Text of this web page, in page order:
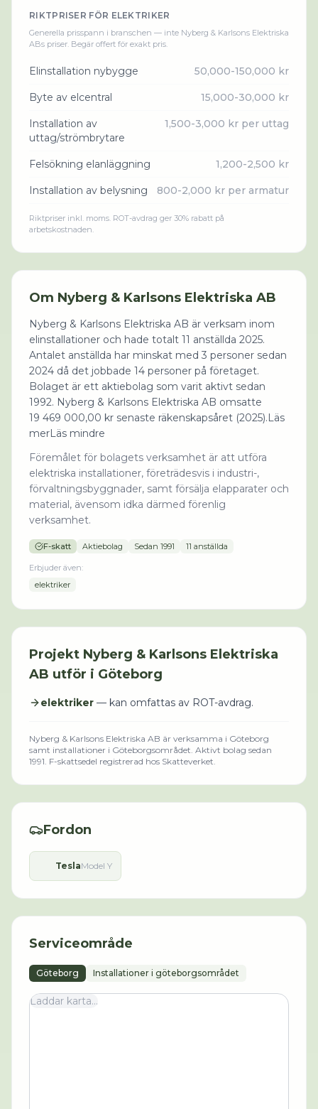
RIKTPRISER FÖR ELEKTRIKER
Generella prisspann i branschen — inte Nyberg & Karlsons Elektriska
ABs priser. Begär offert för exakt pris.
Elinstallation nybygge 50,000-150,000 kr
Byte av elcentral 15,000-30,000 kr
Installation av
uttag/strömbrytare
1,500-3,000 kr per uttag
Felsökning elanläggning 1,200-2,500 kr
Installation av belysning 800-2,000 kr per armatur
Riktpriser inkl. moms. ROT-avdrag ger 30% rabatt på
arbetskostnaden.
Om Nyberg & Karlsons Elektriska AB
Nyberg & Karlsons Elektriska AB är verksam inom
elinstallationer och hade totalt 11 anställda 2025.
Antalet anställda har minskat med 3 personer sedan
2024 då det jobbade 14 personer på företaget.
Bolaget är ett aktiebolag som varit aktivt sedan
1992. Nyberg & Karlsons Elektriska AB omsatte
19 469 000,00 kr senaste räkenskapsåret (2025).Läs
merLäs mindre
Föremålet för bolagets verksamhet är att utföra
elektriska installationer, företrädesvis i industri-,
förvaltningsbyggnader, samt försälja elapparater och
material, ävensom idka därmed förenlig
verksamhet.
F-skatt Aktiebolag Sedan 1991 11 anställda
Erbjuder även:
elektriker
Projekt Nyberg & Karlsons Elektriska
AB utför i Göteborg
elektriker — kan omfattas av ROT-avdrag.
Nyberg & Karlsons Elektriska AB är verksamma i Göteborg
samt installationer i Göteborgsområdet. Aktivt bolag sedan
1991. F-skattsedel registrerad hos Skatteverket.
Fordon
TeslaModel Y
Serviceområde
Göteborg Installationer i göteborgsområdet
Laddar karta...